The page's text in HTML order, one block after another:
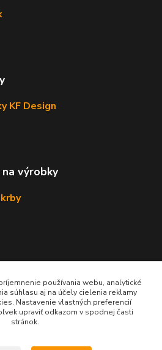
KF Design
výrobky
používania webu, analytické
súhlasu aj na účely cielenia reklamy
Nastavenie vlastných preferencií
upraviť odkazom v spodnej časti
stránok.